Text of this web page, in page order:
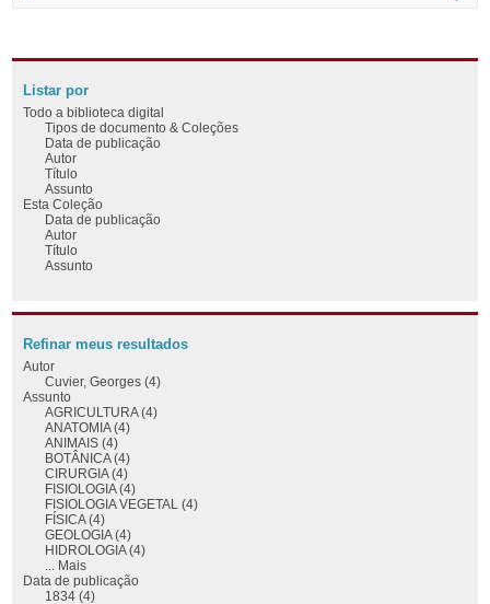
Listar por
Todo a biblioteca digital
Tipos de documento & Coleções
Data de publicação
Autor
Título
Assunto
Esta Coleção
Data de publicação
Autor
Título
Assunto
Refinar meus resultados
Autor
Cuvier, Georges (4)
Assunto
AGRICULTURA (4)
ANATOMIA (4)
ANIMAIS (4)
BOTÂNICA (4)
CIRURGIA (4)
FISIOLOGIA (4)
FISIOLOGIA VEGETAL (4)
FÍSICA (4)
GEOLOGIA (4)
HIDROLOGIA (4)
... Mais
Data de publicação
1834 (4)